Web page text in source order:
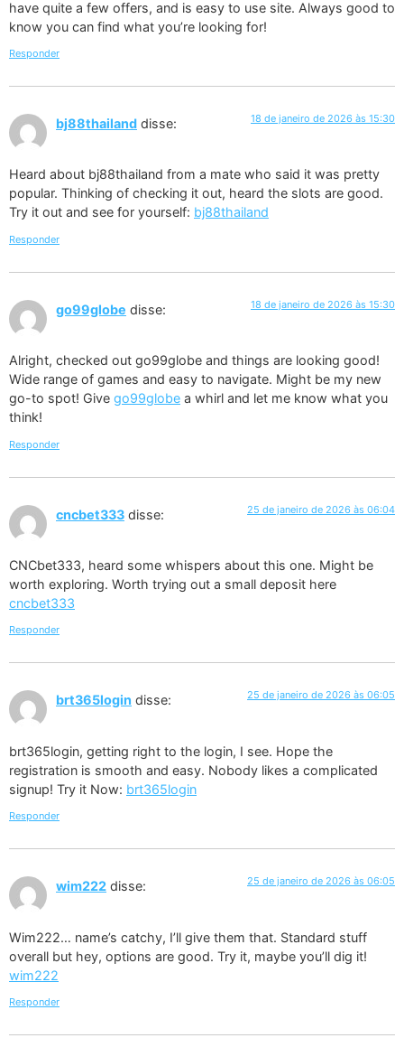
have quite a few offers, and is easy to use site. Always good to
know you can find what you’re looking for!
Responder
bj88thailand disse: 18 de janeiro de 2026 às 15:30
Heard about bj88thailand from a mate who said it was pretty
popular. Thinking of checking it out, heard the slots are good.
Try it out and see for yourself: bj88thailand
Responder
go99globe disse: 18 de janeiro de 2026 às 15:30
Alright, checked out go99globe and things are looking good!
Wide range of games and easy to navigate. Might be my new
go-to spot! Give go99globe a whirl and let me know what you
think!
Responder
cncbet333 disse: 25 de janeiro de 2026 às 06:04
CNCbet333, heard some whispers about this one. Might be
worth exploring. Worth trying out a small deposit here
cncbet333
Responder
brt365login disse: 25 de janeiro de 2026 às 06:05
brt365login, getting right to the login, I see. Hope the
registration is smooth and easy. Nobody likes a complicated
signup! Try it Now: brt365login
Responder
wim222 disse: 25 de janeiro de 2026 às 06:05
Wim222… name’s catchy, I’ll give them that. Standard stuff
overall but hey, options are good. Try it, maybe you’ll dig it!
wim222
Responder